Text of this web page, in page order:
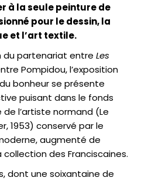
à la seule peinture de
pour le dessin, la
et l’art textile.
du partenariat entre Les
Pompidou, l’exposition
bonheur se présente
puisant dans le fonds
l’artiste normand (Le
1953) conservé par le
augmenté de
des Franciscaines.
dont une soixantaine de